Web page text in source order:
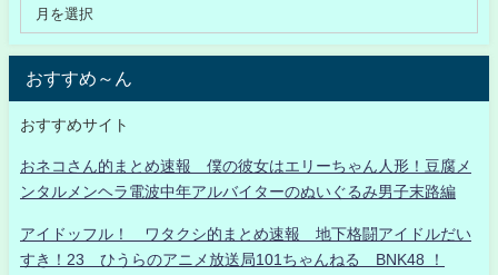
おすすめ～ん
おすすめサイト
おネコさん的まとめ速報 僕の彼女はエリーちゃん人形！豆腐メ
ンタルメンヘラ電波中年アルバイターのぬいぐるみ男子末路編
アイドッフル！ ワタクシ的まとめ速報 地下格闘アイドルだい
すき！23 ひうらのアニメ放送局101ちゃんねる BNK48 ！